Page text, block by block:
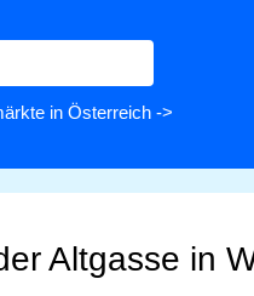
in Österreich ->
Altgasse in